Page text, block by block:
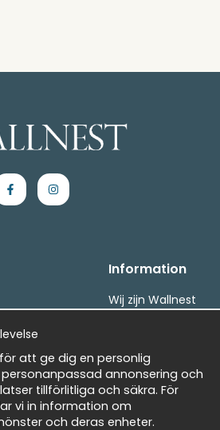
&amp; gratis
Information
Wij zijn Wallnest
att ge dig en personlig
annonsering och
tillförlitliga och säkra. För
vi in information om
och deras enheter.